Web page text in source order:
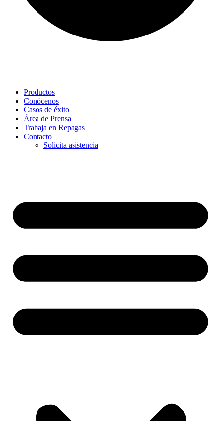
Productos
Conócenos
Casos de éxito
Área de Prensa
Trabaja en Repagas
Contacto
Solicita asistencia